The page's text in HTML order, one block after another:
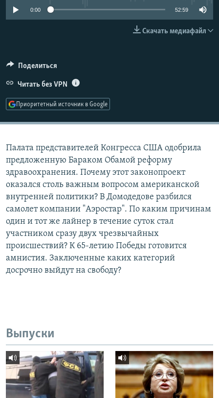
РАСПИСАНИЕ ВЕЩАНИЯ
0:00 52:59
Скачать медиафайл
Поделиться
Читать без VPN
Приоритетный источник в Google
Палата представителей Конгресса США одобрила
предложенную Бараком Обамой реформу
здравоохранения. Почему этот законопроект
оказался столь важным вопросом американской
внутренней политики? В Домодедове разбился
самолет компании "Аэростар". По каким причинам
один и тот же лайнер в течение суток стал
участником сразу двух чрезвычайных
происшествий? К 65-летию Победы готовится
амнистия. Заключенные каких категорий
досрочно выйдут на свободу?
Выпуски